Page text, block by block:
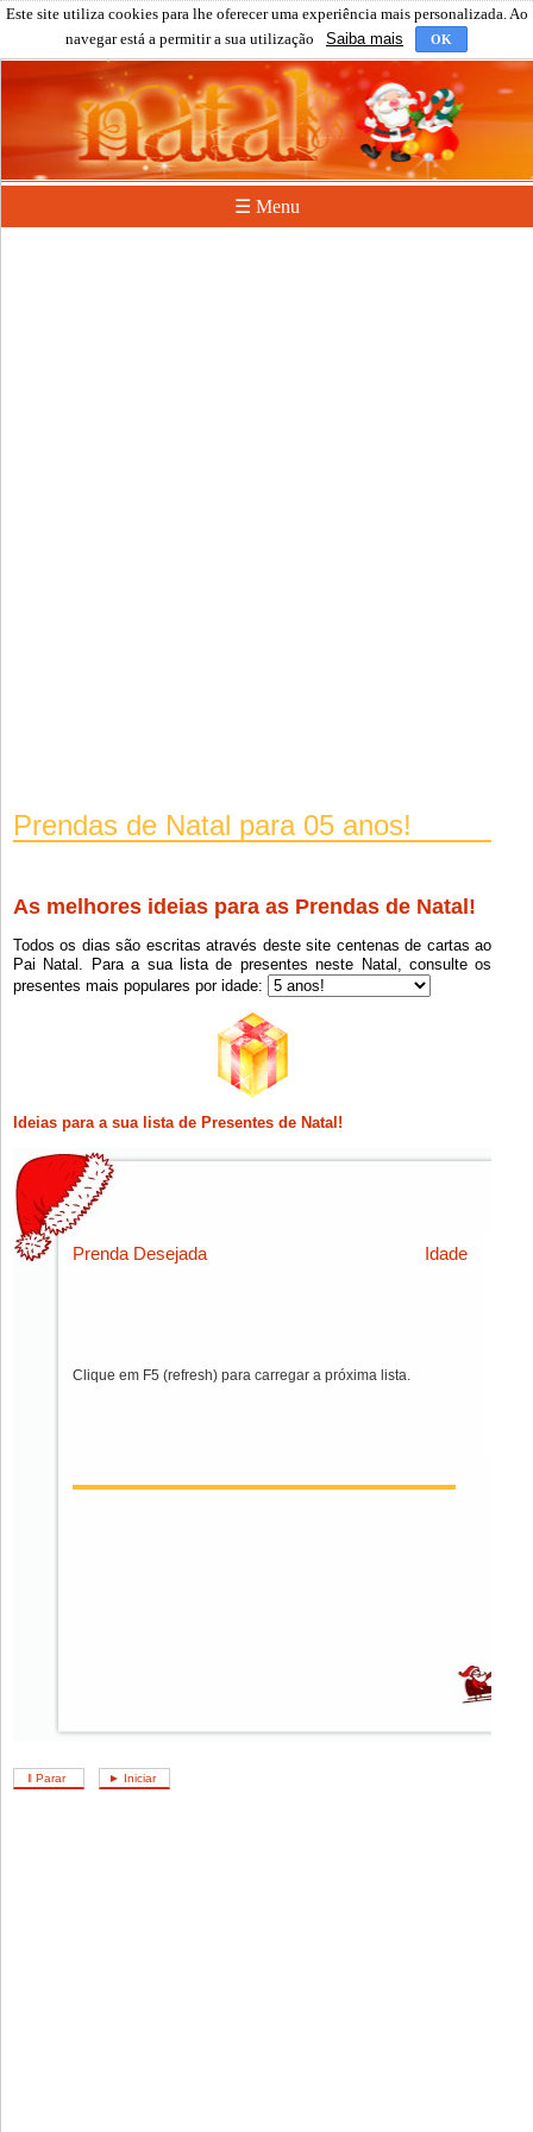
Este site utiliza cookies para lhe oferecer uma experiência mais personalizada. Ao
navegar está a permitir a sua utilização
Saiba mais OK
☰ Menu
Prendas de Natal para 05 anos!
As melhores ideias para as Prendas de Natal!
Todos os dias são escritas através deste site centenas de cartas ao
Pai Natal. Para a sua lista de presentes neste Natal, consulte os
presentes mais populares por idade:
Ideias para a sua lista de Presentes de Natal!
Idade
Prenda Desejada
Clique em F5 (refresh) para carregar a próxima lista.